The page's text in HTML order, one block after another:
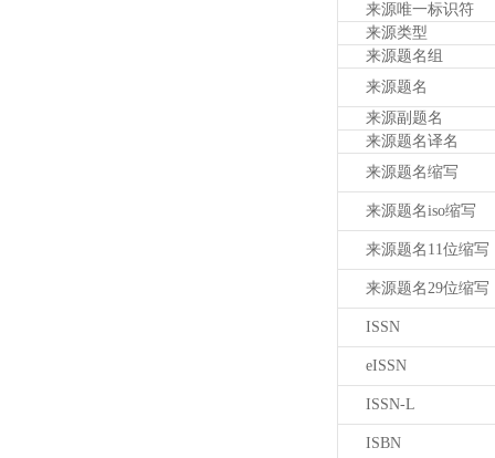
来源唯一标识符
来源类型
来源题名组
来源题名
来源副题名
来源题名译名
来源题名缩写
来源题名iso缩写
来源题名11位缩写
来源题名29位缩写
ISSN
eISSN
ISSN-L
ISBN